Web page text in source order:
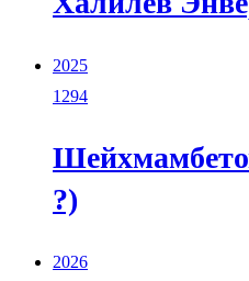
2025
1294
?)
2026